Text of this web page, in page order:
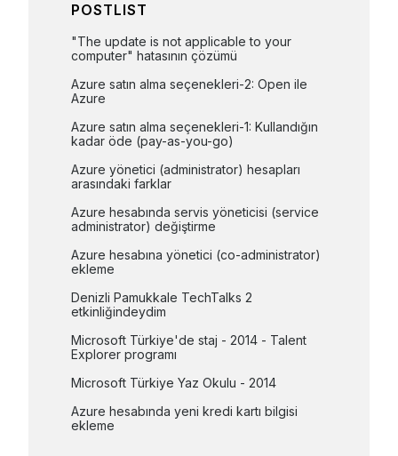
POSTLIST
"The update is not applicable to your
computer" hatasının çözümü
Azure satın alma seçenekleri-2: Open ile
Azure
Azure satın alma seçenekleri-1: Kullandığın
kadar öde (pay-as-you-go)
Azure yönetici (administrator) hesapları
arasındaki farklar
Azure hesabında servis yöneticisi (service
administrator) değiştirme
Azure hesabına yönetici (co-administrator)
ekleme
Denizli Pamukkale TechTalks 2
etkinliğindeydim
Microsoft Türkiye'de staj - 2014 - Talent
Explorer programı
Microsoft Türkiye Yaz Okulu - 2014
Azure hesabında yeni kredi kartı bilgisi
ekleme